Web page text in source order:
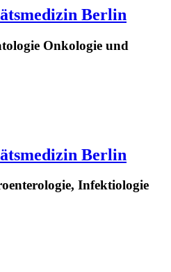
Berlin
Onkologie und
Berlin
Infektiologie